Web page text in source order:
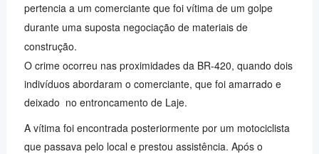
pertencia a um comerciante que foi vítima de um golpe
durante uma suposta negociação de materiais de
construção.
O crime ocorreu nas proximidades da BR-420, quando dois
indivíduos abordaram o comerciante, que foi amarrado e
deixado no entroncamento de Laje.
A vítima foi encontrada posteriormente por um motociclista
que passava pelo local e prestou assistência. Após o